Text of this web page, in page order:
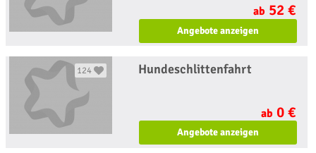
ab 52 €
Angebote anzeigen
124 Hundeschlittenfahrt
ab 0 €
Angebote anzeigen